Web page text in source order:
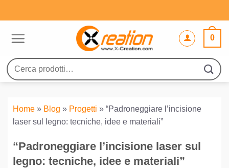
ai
0
Cerca:
Home » Blog » Progetti » “Padroneggiare l’incisione
laser sul legno: tecniche, idee e materiali”
“Padroneggiare l’incisione laser sul
legno: tecniche, idee e materiali”